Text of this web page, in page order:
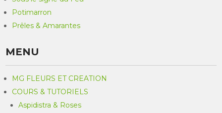
Potimarron
Prêles & Amarantes
MENU
MG FLEURS ET CREATION
COURS & TUTORIELS
Aspidistra & Roses